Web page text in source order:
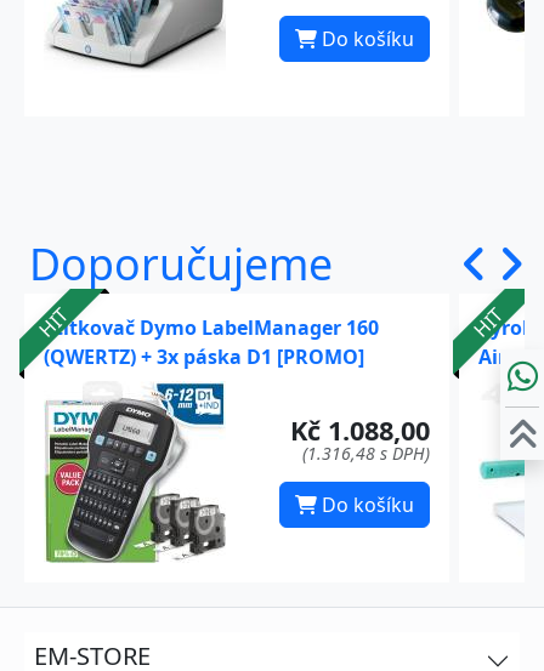
Do košíku
Doporučujeme
HIT
Štítkovač Dymo LabelManager 160
(QWERTZ) + 3x páska D1 [PROMO]
Kč 1.088,00
(1.316,48 s DPH)
Do košíku
HIT
EM-STORE